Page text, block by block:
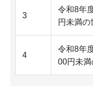
3
令和8年
円未満の
4
令和8年
00円未満